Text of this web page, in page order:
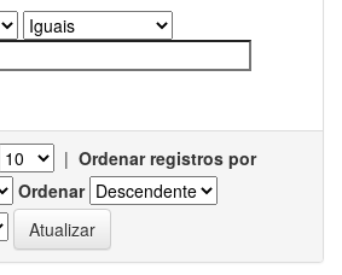
| Ordenar registros por
Ordenar